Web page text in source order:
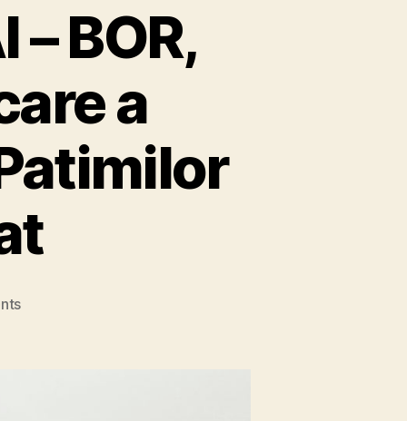
BOR,
a
on